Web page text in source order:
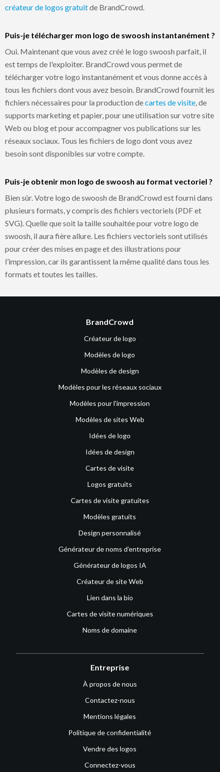
créateur de logos gratuitde BrandCrowd.
Puis-je télécharger mon logo de swoosh instantanément ?
Oui. Maintenant que vous avez créé le logo swoosh parfait, il
est temps de l'exploiter. BrandCrowd vous permet de
télécharger votre logo instantanément et vous donne accès à
tous les fichiers dont vous avez besoin. BrandCrowd fournit les
fichiers nécessaires pour la production decartes de visite , de
supports marketing et papier, pour une utilisation sur votre site
Web ou blog et pour accompagner vos publications sur les
réseaux sociaux. Tous les fichiers de logo dont vous avez
besoin sont disponibles sur votre compte.
Puis-je obtenir mon logo de swoosh au format vectoriel ?
Bien sûr. Votre logo de swoosh de BrandCrowd est fourni dans
plusieurs formats, y compris des fichiers vectoriels (PDF et
SVG). Quelle que soit la taille souhaitée pour votre logo de
swoosh, il aura fière allure. Les fichiers vectoriels sont utilisés
pour créer des mises en page et des illustrations pour
l’impression, car ils garantissent la même qualité dans tous les
formats et toutes les tailles.
BrandCrowd
Créateur de logo
Modèles de logo
Modèles de design
Modèles pour les réseaux sociaux
Modèles pour l'impression
Modèles de sites Web
Idées de logo
Idées de design
Cartes de visite
Logos gratuits
Cartes de visite gratuites
Modèles gratuits
Design personnalisé
Générateur de noms d’entreprise
Générateur de logos IA
Créateur de site Web
Lien dans la bio
Cartes de visite numériques
Noms de domaine
Entreprise
À propos de nous
Contactez-nous
Mentions légales
Politique de confidentialité
Vendre des logos
Connectez-vous